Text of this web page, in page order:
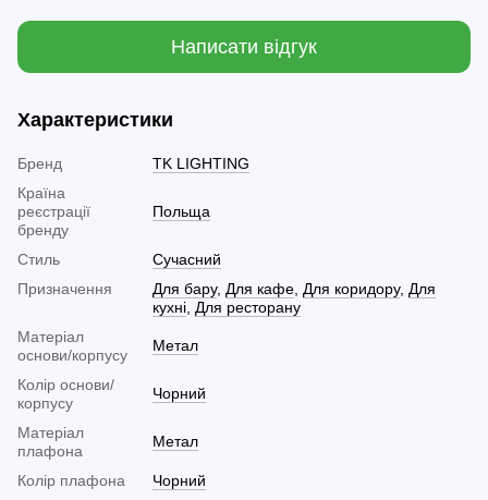
Написати відгук
Характеристики
Бренд
TK LIGHTING
Країна
реєстрації
бренду
Польща
Стиль
Сучасний
Призначення
Для бару, Для кафе, Для коридору, Для
кухні, Для ресторану
Матеріал
основи/корпусу
Метал
Колір основи/
корпусу
Чорний
Матеріал
плафона
Метал
Колір плафона
Чорний